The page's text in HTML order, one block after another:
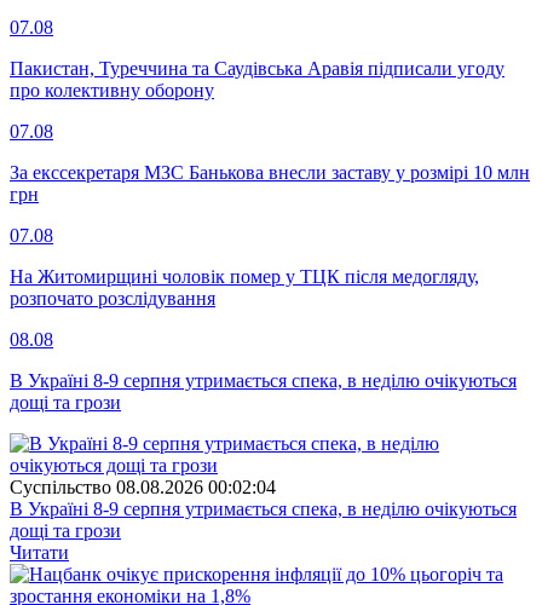
07.08
Пакистан, Туреччина та Саудівська Аравія підписали угоду
про колективну оборону
07.08
За екссекретаря МЗС Банькова внесли заставу у розмірі 10 млн
грн
07.08
На Житомирщині чоловік помер у ТЦК після медогляду,
розпочато розслідування
08.08
В Україні 8-9 серпня утримається спека, в неділю очікуються
дощі та грози
Суспiльство 08.08.2026 00:02:04
В Україні 8-9 серпня утримається спека, в неділю очікуються
дощі та грози
Читати